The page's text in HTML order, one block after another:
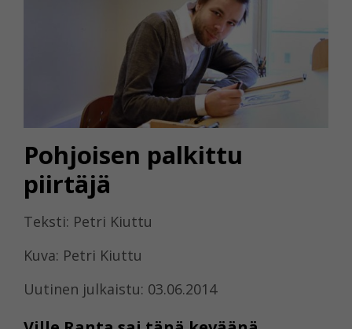
Pohjoisen palkittu
piirtäjä
Teksti: Petri Kiuttu
Kuva: Petri Kiuttu
Uutinen julkaistu: 03.06.2014